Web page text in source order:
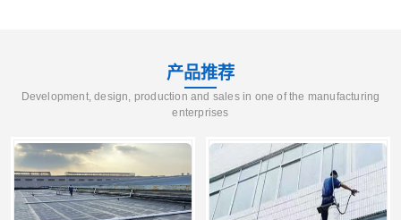
产品推荐
Development, design, production and sales in one of the manufacturing
enterprises